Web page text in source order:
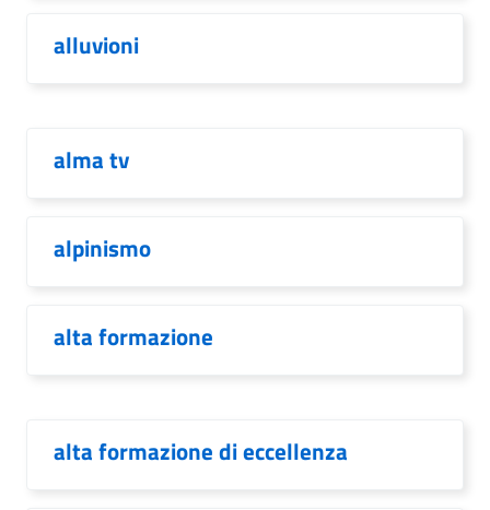
alluvioni
alma tv
alpinismo
alta formazione
alta formazione di eccellenza